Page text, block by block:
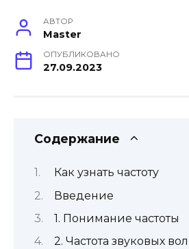
АВТОР
Master
ОПУБЛИКОВАНО
27.09.2023
Содержание
Как узнать частоту
Введение
1. Понимание частоты
2. Частота звуковых